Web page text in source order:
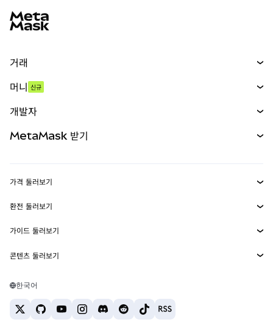
거래
무기한 선물
실물자산
머니 신규
개발자
MetaMask Connect
Snaps
웹3 서비스
MetaMask 받기
보안
고객 지원
채용
가격 둘러보기
이더리움 가격
솔라나 가격
테더 가격
환전 둘러보기
ETH를 USD로 환전
USDT를 INR로 환전
BTC를 INR로 환전
ETH를 USDT로 환전
가이드 둘러보기
ETH 매수
USDT 매수
콘텐츠 둘러보기
솔라나 지갑
한국어